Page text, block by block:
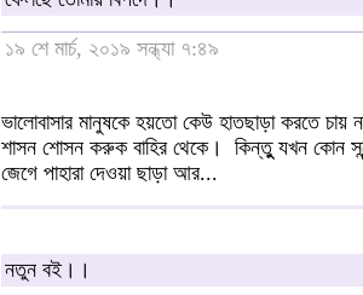
১৯ শে মার্চ, ২০১৯ সন্ধ্যা ৭:৪৯
ভালোবাসার মানুষকে হয়তো কেউ হাতছাড়া করতে চায়
শাসন শোসন করুক বাহির থেকে। কিন্তুু যখন কোন
জেগে পাহারা দেওয়া ছাড়া আর...
নতুন বই।।